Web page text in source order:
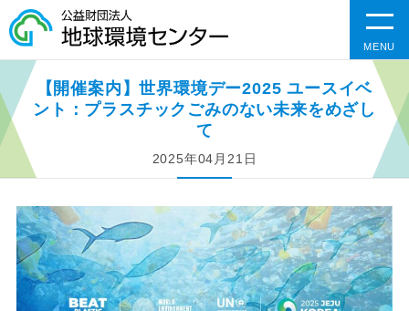
MENU
【開催案内】世界環境デー2025 ユースイベ
ント：プラスチックごみのない未来をめざし
て
2025年04月21日